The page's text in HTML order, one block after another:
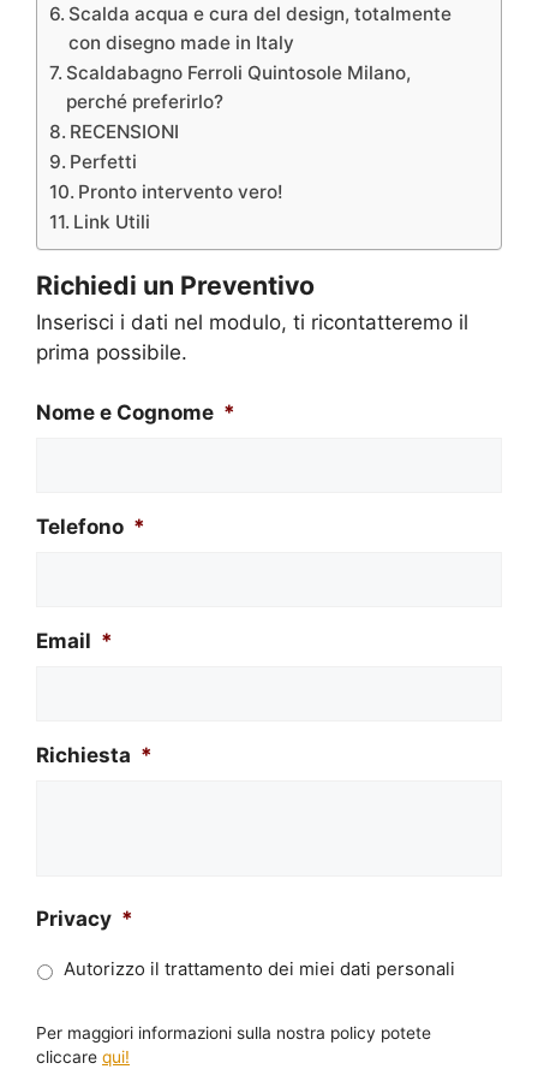
Scalda acqua e cura del design, totalmente
con disegno made in Italy
Scaldabagno Ferroli Quintosole Milano,
perché preferirlo?
RECENSIONI
Perfetti
Pronto intervento vero!
Link Utili
Richiedi un Preventivo
Inserisci i dati nel modulo, ti ricontatteremo il
prima possibile.
Nome e Cognome *
Telefono *
Email *
Richiesta *
Privacy *
Autorizzo il trattamento dei miei dati personali
Per maggiori informazioni sulla nostra policy potete
cliccare qui!